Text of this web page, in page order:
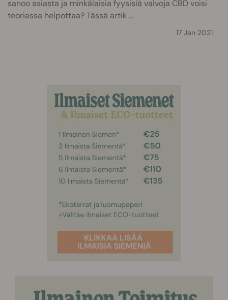
sanoo asiasta ja minkälaisia fyysisiä vaivoja CBD voisi
teoriassa helpottaa? Tässä artik ...
17 Jan 2021